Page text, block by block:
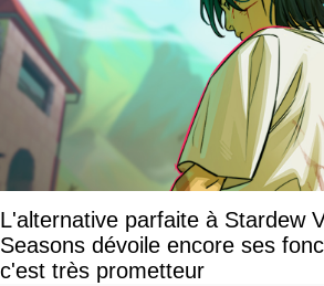
L'alternative parfaite à Stardew
Seasons dévoile encore ses
c'est très prometteur